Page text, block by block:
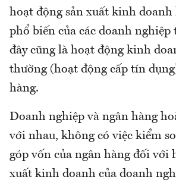
hoạt động sản xuất kinh doanh
phổ biến của các doanh
đây cũng là hoạt động kinh
thường (hoạt động cấp tín
hàng.
Doanh nghiệp và ngân hàng
với nhau, không có việc kiểm
góp vốn của ngân hàng đối với
xuất kinh doanh của doanh